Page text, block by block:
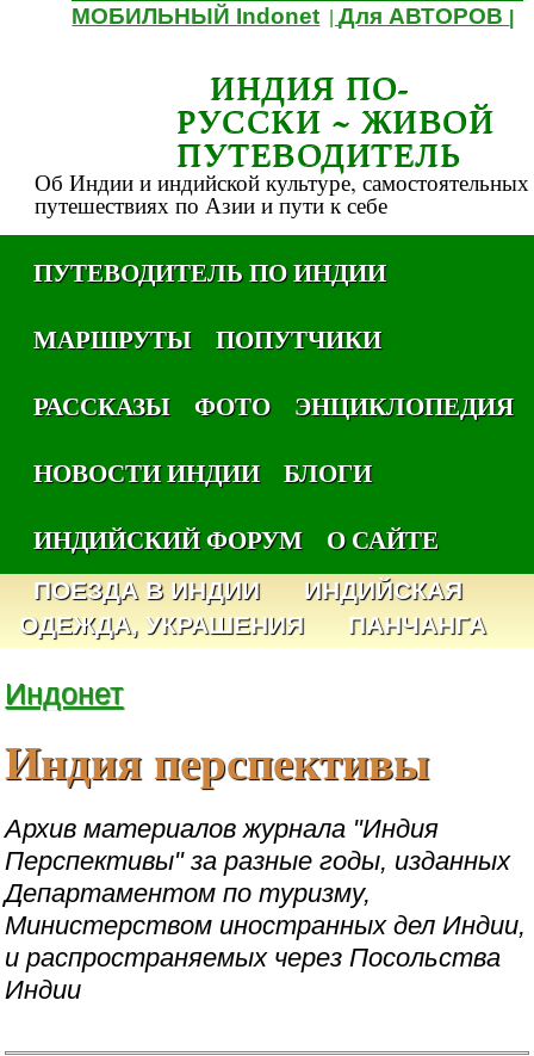
МОБИЛЬНЫЙ Indonet |Для АВТОРОВ
ИНДИЯ ПО-
РУССКИ ~ ЖИВОЙ
ПУТЕВОДИТЕЛЬ
Об Индии и индийской культуре, самостоятельных
путешествиях по Азии и пути к себе
ПУТЕВОДИТЕЛЬ ПО ИНДИИ
МАРШРУТЫ
ПОПУТЧИКИ
РАССКАЗЫ
ФОТО
ЭНЦИКЛОПЕДИЯ
НОВОСТИ ИНДИИ
БЛОГИ
ИНДИЙСКИЙ ФОРУМ
О САЙТЕ
ПОЕЗДА В ИНДИИ
ИНДИЙСКАЯ
ОДЕЖДА, УКРАШЕНИЯ
ПАНЧАНГА
Индонет
Индия перспективы
Архив материалов журнала "Индия
Перспективы" за разные годы, изданных
Департаментом по туризму,
Министерством иностранных дел Индии,
и распространяемых через Посольства
Индии